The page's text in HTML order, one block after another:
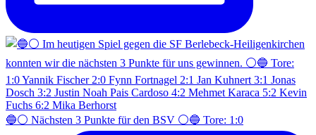
🔵⚪️ Nächsten 3 Punkte für den BSV ⚪️🔵 Tore: 1:0